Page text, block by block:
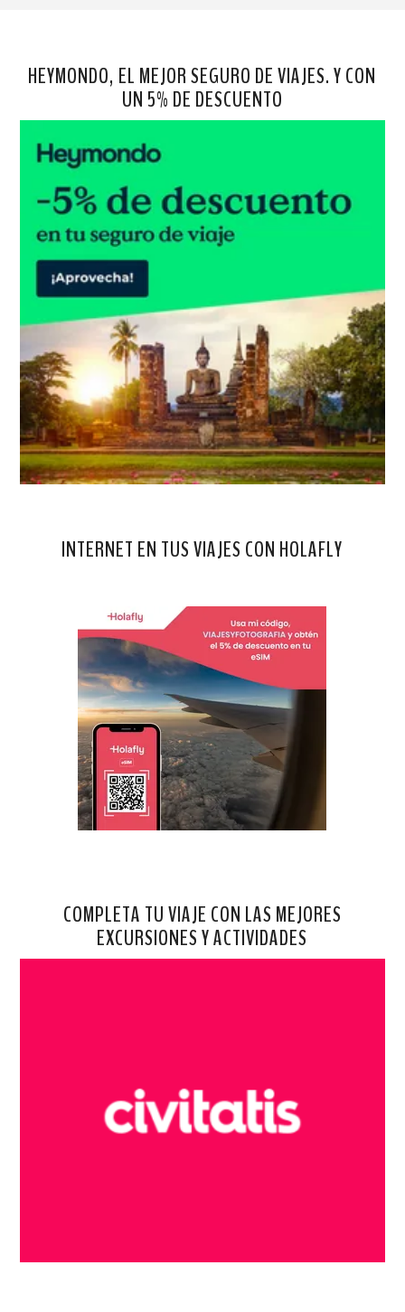
HEYMONDO, EL MEJOR SEGURO DE VIAJES. Y CON
UN 5% DE DESCUENTO
INTERNET EN TUS VIAJES CON HOLAFLY
COMPLETA TU VIAJE CON LAS MEJORES
EXCURSIONES Y ACTIVIDADES